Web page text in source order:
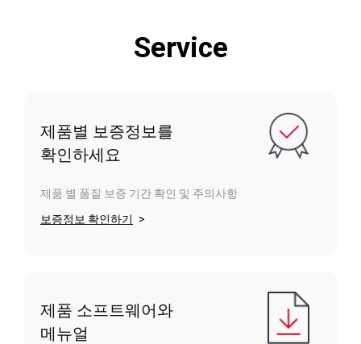
Service
제품별 보증정보를
확인하세요
제품 별 품질 보증 기간 확인 및 주의사항
보증정보 확인하기
제품 소프트웨어와
메뉴얼